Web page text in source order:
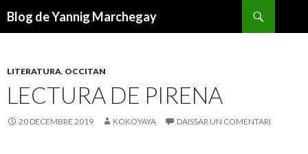
Blog de Yannig Marchegay
PRINCIPAL
LITERATURA, OCCITAN
LECTURA DE PIRENA
20 DECEMBRE 2019 KOKOYAYA DAISSAR UN COMENTARI